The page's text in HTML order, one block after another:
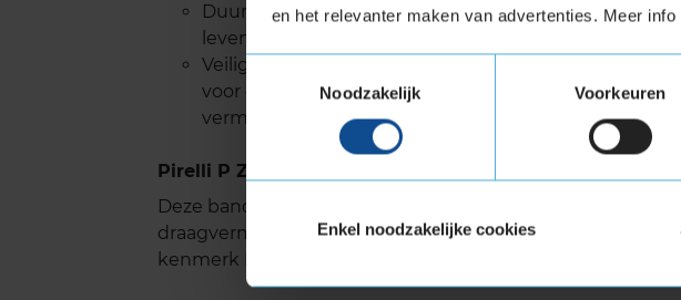
en het relevanter maken van advertenties. Meer
Toestemmingsselectie
Noodzakelijk
Voorkeuren
Enkel noodzakelijke cookies
Duurzaamheid: Een geoptimaliseerd
levensduur.
Veiligheid in Natte Omstandigheden: Deze band
voor een efficiënte waterafvoer, waardoor het risico
verminderd en optimale tractie op natte
Pirelli P ZERO SPORTS met Extra Load (verstevigde
Deze band is ook geschikt voor voertuigen die banden
draagvermogen nodig hebben. Verstevigde banden zijn te
kenmerk Extra Load.